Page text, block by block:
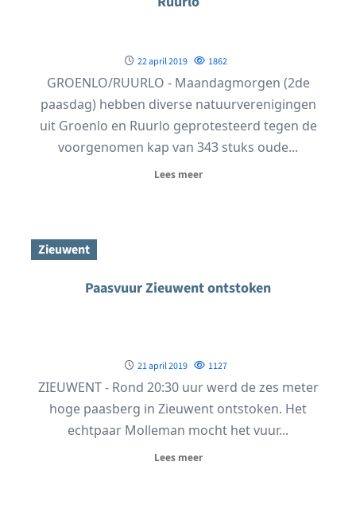
22 april 2019 1862
GROENLO/RUURLO - Maandagmorgen (2de
paasdag) hebben diverse natuurverenigingen
uit Groenlo en Ruurlo geprotesteerd tegen de
voorgenomen kap van 343 stuks oude...
Lees meer
Zieuwent
Paasvuur Zieuwent ontstoken
21 april 2019 1127
ZIEUWENT - Rond 20:30 uur werd de zes meter
hoge paasberg in Zieuwent ontstoken. Het
echtpaar Molleman mocht het vuur...
Lees meer